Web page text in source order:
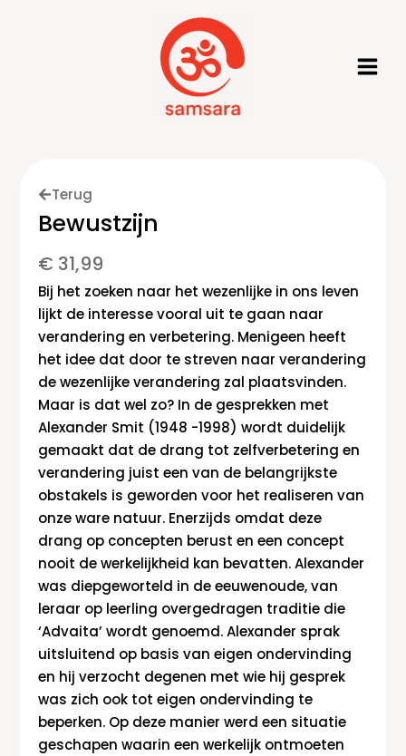
Terug
Bewustzijn
€ 31,99
Bij het zoeken naar het wezenlijke in ons leven
lijkt de interesse vooral uit te gaan naar
verandering en verbetering. Menigeen heeft
het idee dat door te streven naar verandering
de wezenlijke verandering zal plaatsvinden.
Maar is dat wel zo? In de gesprekken met
Alexander Smit (1948 -1998) wordt duidelijk
gemaakt dat de drang tot zelfverbetering en
verandering juist een van de belangrijkste
obstakels is geworden voor het realiseren van
onze ware natuur. Enerzijds omdat deze
drang op concepten berust en een concept
nooit de werkelijkheid kan bevatten. Alexander
was diepgeworteld in de eeuwenoude, van
leraar op leerling overgedragen traditie die
‘Advaita’ wordt genoemd. Alexander sprak
uitsluitend op basis van eigen ondervinding
en hij verzocht degenen met wie hij gesprek
was zich ook tot eigen ondervinding te
beperken. Op deze manier werd een situatie
geschapen waarin een werkelijk ontmoeten